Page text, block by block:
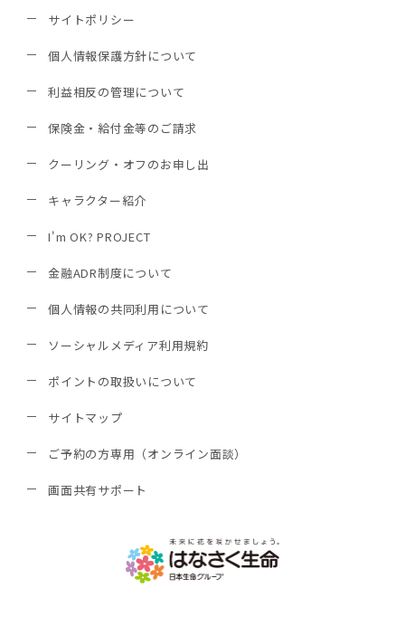
サイトポリシー
個人情報保護方針について
利益相反の管理について
保険金・給付金等のご請求
クーリング・オフのお申し出
キャラクター紹介
I'm OK? PROJECT
金融ADR制度について
個人情報の共同利用について
ソーシャルメディア利用規約
ポイントの取扱いについて
サイトマップ
ご予約の方専用（オンライン面談）
画面共有サポート